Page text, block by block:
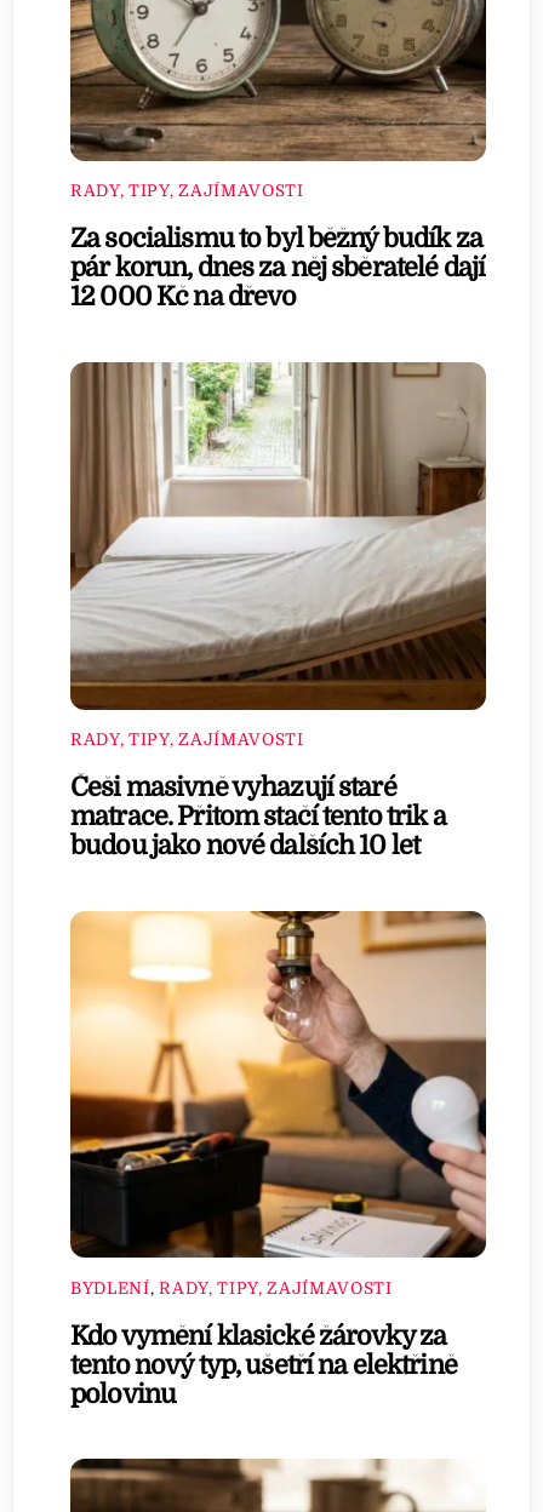
RADY, TIPY, ZAJÍMAVOSTI
Za socialismu to byl běžný budík za
pár korun, dnes za něj sběratelé dají
12 000 Kč na dřevo
RADY, TIPY, ZAJÍMAVOSTI
Češi masivně vyhazují staré
matrace. Přitom stačí tento trik a
budou jako nové dalších 10 let
BYDLENÍ,RADY, TIPY, ZAJÍMAVOSTI
Kdo vymění klasické žárovky za
tento nový typ, ušetří na elektřině
polovinu